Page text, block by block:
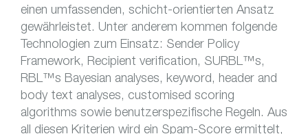
einen umfassenden, schicht-orientierten Ansatz
gewährleistet. Unter anderem kommen folgende
Technologien zum Einsatz: Sender Policy
Framework, Recipient verification, SURBL™s,
RBL™s Bayesian analyses, keyword, header and
body text analyses, customised scoring
algorithms sowie benutzerspezifische Regeln. Aus
all diesen Kriterien wird ein Spam-Score ermittelt,